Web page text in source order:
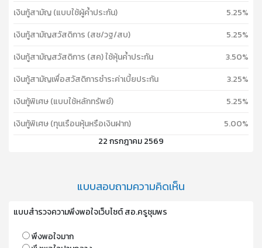
เงินกู้สามัญ (แบบใช้ผู้ค้ำประกัน)
5.25%
เงินกู้สามัญสวัสดิการ (สช/วฐ/สบ)
5.25%
เงินกู้สามัญสวัสดิการ (สค) ใช้หุ้นค้ำประกัน
3.50%
เงินกู้สามัญเพื่อสวัสดิการชำระค่าเบี้ยประกัน
3.25%
เงินกู้พิเศษ (แบบใช้หลักทรัพย์)
5.25%
เงินกู้พิเศษ (ทุนเรือนหุ้นหรือเงินฝาก)
5.00%
22 กรกฎาคม 2569
แบบสอบถามความคิดเห็น
แบบสำรวจความพึงพอใจเว็บไซต์ สอ.ครูชุมพร
พึงพอใจมาก